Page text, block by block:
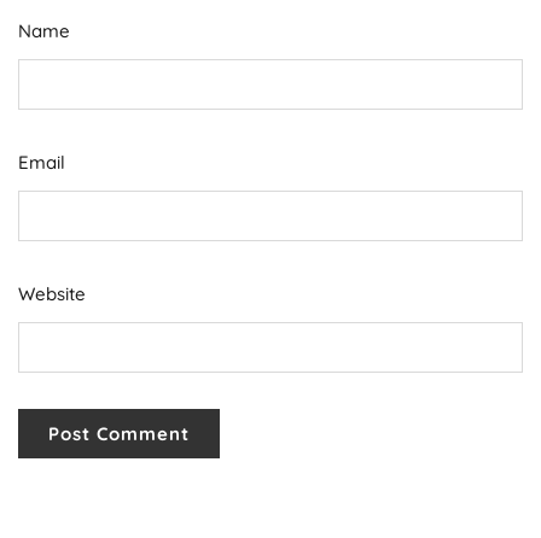
Name
Email
Website